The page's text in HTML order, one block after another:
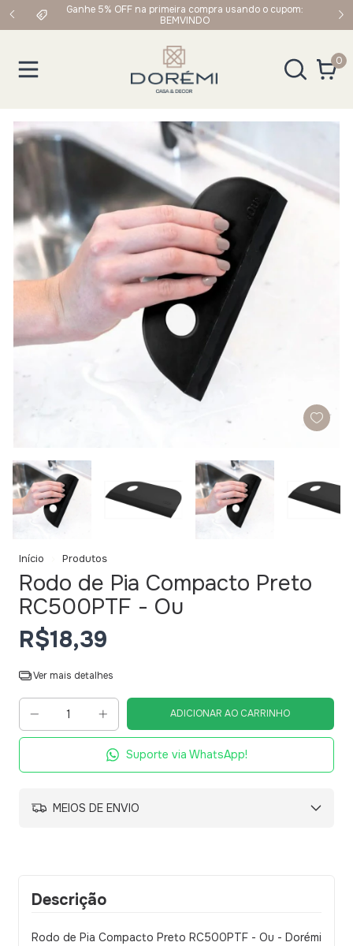
Ganhe 5% OFF na primeira compra usando o cupom:
Frete Grátis em
0
Início Produtos
Rodo de Pia Compacto Preto
RC500PTF - Ou
R$18,39
Ver mais detalhes
Suporte via WhatsApp!
MEIOS DE ENVIO
Descrição
Rodo de Pia Compacto Preto RC500PTF - Ou - Dorémi